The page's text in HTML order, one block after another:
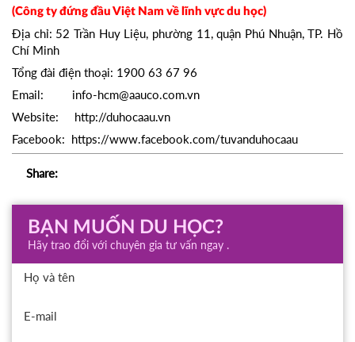
(Công ty đứng đầu Việt Nam về lĩnh vực du học)
Địa chỉ: 52 Trần Huy Liệu, phường 11, quận Phú Nhuận, TP. Hồ
Chí Minh
Tổng đài điện thoại: 1900 63 67 96
Email: info-hcm@aauco.com.vn
Website: http://duhocaau.vn
Facebook: https://www.facebook.com/tuvanduhocaau
Share:
BẠN MUỐN DU HỌC?
Hãy trao đổi với chuyên gia tư vấn ngay .
Họ và tên
E-mail